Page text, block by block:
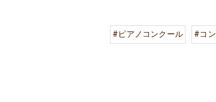
#ピアノコンクール #コ